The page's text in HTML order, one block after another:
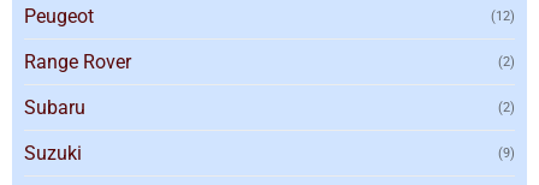
Peugeot (12)
Range Rover (2)
Subaru (2)
Suzuki (9)